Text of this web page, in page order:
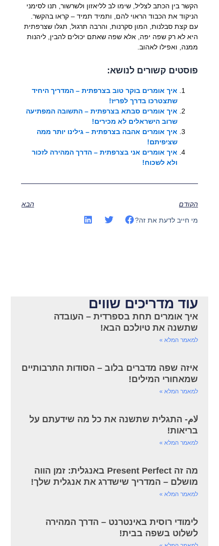
הקשר בין הכתב לצליל, שימו לב לליאזון ולשרשור, תנו לסימני
הניקוד את הכבוד הראוי להם, ותמיד תמיד – קראו בהקשר.
עם קצת סבלנות, המון סקרנות, והרבה תרגול, תגלו שצרפתית
היא לא רק שפה יפה, אלא שפה שאתם יכולים להבין, ליהנות
ממנה, ואפילו לאהוב.
פוסטים קשורים לנושא:
איך אומרים בוקר טוב בצרפתית – המדריך היחיד
שתצטרכו בדרך לפריז!
איך אומרים סבתא בצרפתית – התשובה המפתיעה
שרוב הישראלים לא מכירים!
איך אומרים אהבה בצרפתית – גילינו יותר ממה
שציפיתם!
איך אומרים אני בצרפתית – הדרך המהירה לזכור
ולא לשכוח!
הקודם הבא
מי חייב לדעת את זה?
עוד מדריכים שווים
איך אומרים תחת בספרדית – העובדה
שתשנה את טיולכם הבא!
למאמר המלא »
איזה שפה מדברים בלוב – הסודות התרבותיים
שמאחורי המילים!
למאמר המלא »
لام- התגלית שתשנה את כל מה שידעתם על
בריאות!
למאמר המלא »
מה זה Present Perfect באנגלית: זמן הווה
מושלם – המדריך שישדרג את אנגלית שלך!
למאמר המלא »
לימודי רוסית באינטרנט – הדרך המהירה
לשלוט בשפה בבית!